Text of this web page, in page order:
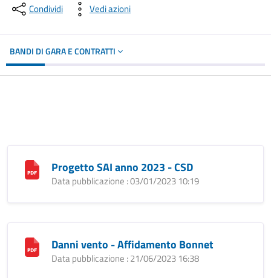
Condividi Vedi azioni
BANDI DI GARA E CONTRATTI
Progetto SAI anno 2023 - CSD
Data pubblicazione : 03/01/2023 10:19
Danni vento - Affidamento Bonnet
Data pubblicazione : 21/06/2023 16:38